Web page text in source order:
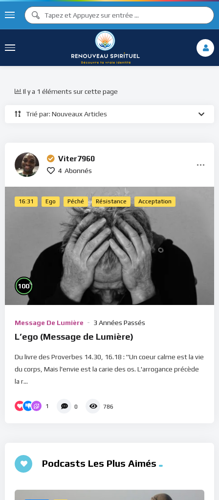
Trié par: Nouveaux Articles
Il y a 1 éléments sur cette page
Viter7960
4 Abonnés
16:31 Ego Péché Résistance Acceptation
100%
Message De Lumière 3 Années Passés
L’ego (Message de Lumière)
Du livre des Proverbes 14.30, 16.18 : "Un coeur calme est la vie
du corps, Mais l'envie est la carie des os. L'arrogance précède
la r...
1 0 786
Podcasts Les Plus Aimés